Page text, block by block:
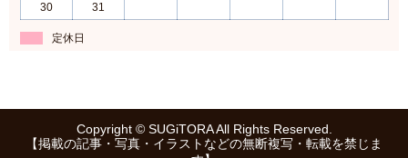
30
31
定休日
Copyright © SUGiTORA All Rights Reserved.
【掲載の記事・写真・イラストなどの無断複写・転載を禁じま